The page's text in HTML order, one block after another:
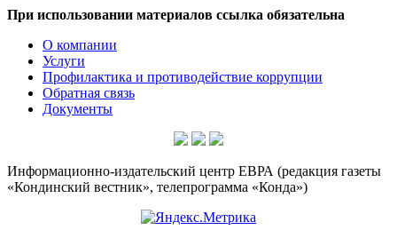
При использовании материалов ссылка обязательна
О компании
Услуги
Профилактика и противодействие коррупции
Обратная связь
Документы
Информационно-издательский центр ЕВРА (редакция газеты
«Кондинский вестник», телепрограмма «Конда»)